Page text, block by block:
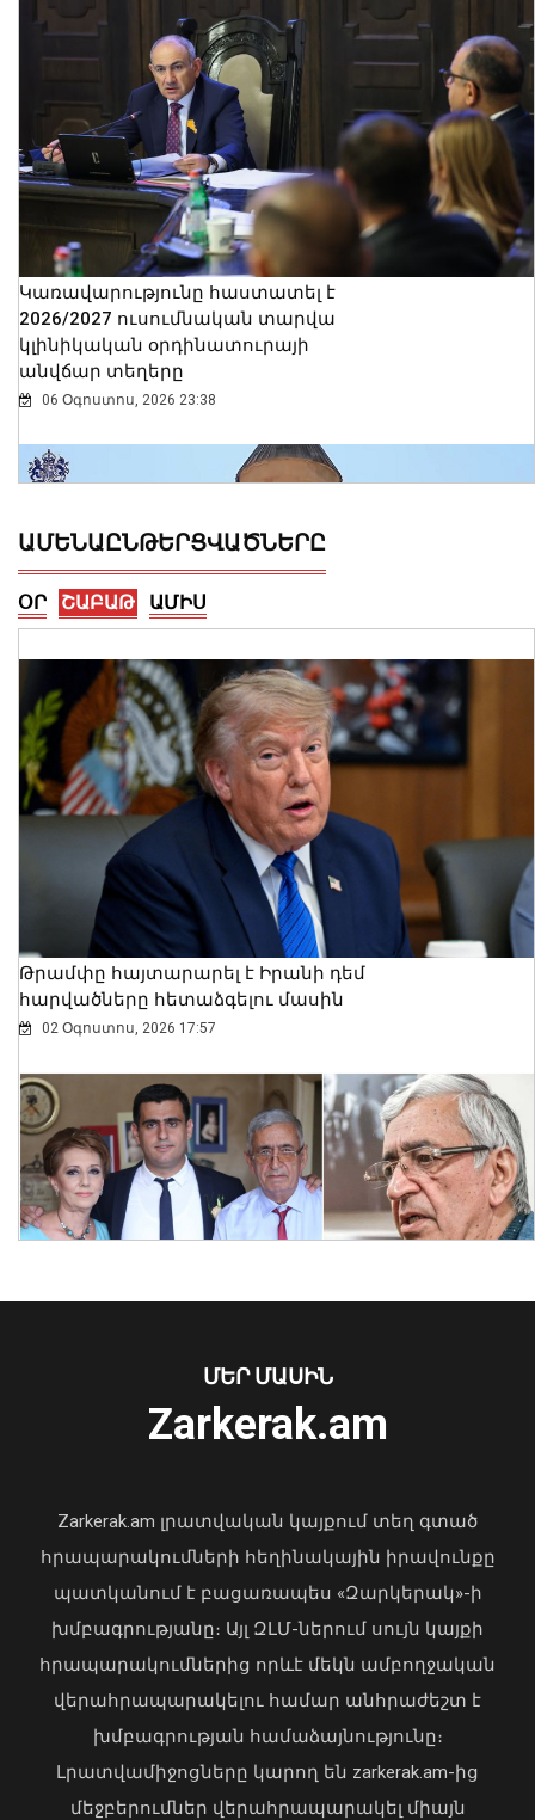
Կառավարությունը հաստատել է
2026/2027 ուսումնական տարվա
կլինիկական օրդինատուրայի
անվճար տեղերը
06 Օգոստոս, 2026 23:38
Ալեքսանդրա Քոուլը շարունակում է
բացահայտել Հայաստանը․ Մեծ
Բրիտանիայի դեսպանը հայերեն է
խոսում․ տեսանյութ
06 Օգոստոս, 2026 23:30
Վահագն Խաչատուրյանն ընդունել է
ԱՄԵՆԱԸՆԹԵՐՑՎԱԾՆԵՐԸ
ՕՐ ՇԱԲԱԹ ԱՄԻՍ
Թրամփը հայտարարել է Իրանի դեմ
հարվածները հետաձգելու մասին
02 Օգոստոս, 2026 17:57
«Պարտվեցինք դաժան հիվանդության
04 Օգոստոս, 2026 19:12
ՄԵՐ ՄԱՍԻՆ
Zarkerak.am
Zarkerak.am լրատվական կայքում տեղ գտած
հրապարակումների հեղինակային իրավունքը
պատկանում է բացառապես «Զարկերակ»-ի
խմբագրությանը։ Այլ ԶԼՄ-ներում սույն կայքի
հրապարակումներից որևէ մեկն ամբողջական
վերահրապարակելու համար անհրաժեշտ է
խմբագրության համաձայնությունը։
Լրատվամիջոցները կարող են zarkerak.am-ից
մեջբերումներ վերահրապարակել միայն